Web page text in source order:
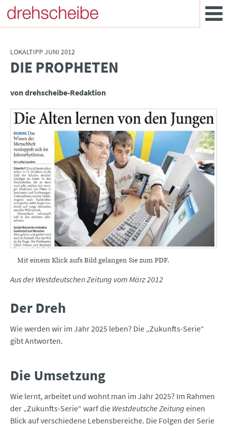
LOKALTIPP JUNI 2012
:DIE PROPHETEN
von drehscheibe-Redaktion
Mit einem Klick aufs Bild gelangen Sie zum PDF.
Aus der Westdeutschen Zeitung vom März 2012
Der Dreh
Wie werden wir im Jahr 2025 leben? Die „Zukunfts-Serie“
gibt Antworten.
Die Umsetzung
Wie lernt, arbeitet und wohnt man im Jahr 2025? Im Rahmen
der „Zukunfts-Serie“ warf die Westdeutsche Zeitung einen
Blick auf verschiedene Lebensbereiche. Die Folgen der Serie